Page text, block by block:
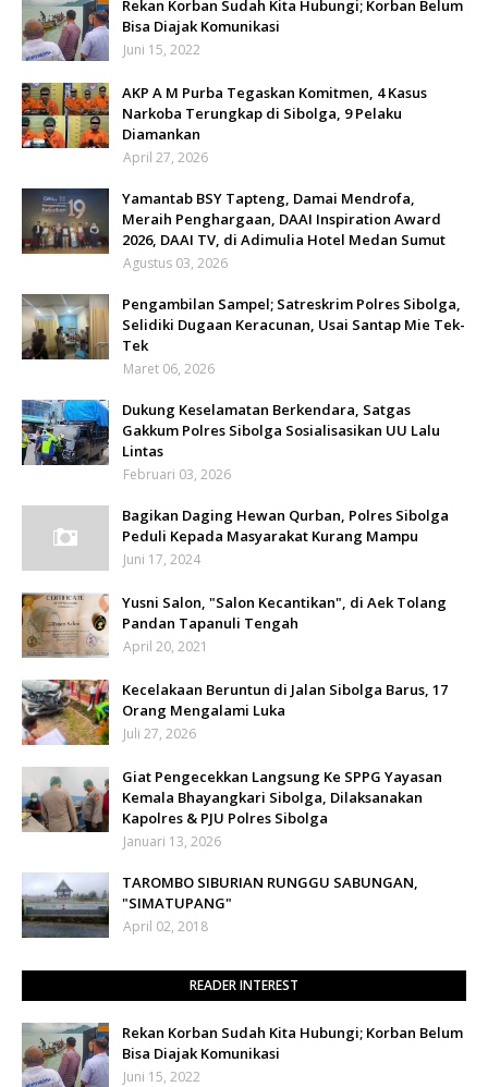
Rekan Korban Sudah Kita Hubungi; Korban Belum
Bisa Diajak Komunikasi
Juni 15, 2022
AKP A M Purba Tegaskan Komitmen, 4 Kasus
Narkoba Terungkap di Sibolga, 9 Pelaku
Diamankan
April 27, 2026
Yamantab BSY Tapteng, Damai Mendrofa,
Meraih Penghargaan, DAAI Inspiration Award
2026, DAAI TV, di Adimulia Hotel Medan Sumut
Agustus 03, 2026
Pengambilan Sampel; Satreskrim Polres Sibolga,
Selidiki Dugaan Keracunan, Usai Santap Mie Tek-
Tek
Maret 06, 2026
Dukung Keselamatan Berkendara, Satgas
Gakkum Polres Sibolga Sosialisasikan UU Lalu
Lintas
Februari 03, 2026
Bagikan Daging Hewan Qurban, Polres Sibolga
Peduli Kepada Masyarakat Kurang Mampu
Juni 17, 2024
Yusni Salon, "Salon Kecantikan", di Aek Tolang
Pandan Tapanuli Tengah
April 20, 2021
Kecelakaan Beruntun di Jalan Sibolga Barus, 17
Orang Mengalami Luka
Juli 27, 2026
Giat Pengecekkan Langsung Ke SPPG Yayasan
Kemala Bhayangkari Sibolga, Dilaksanakan
Kapolres & PJU Polres Sibolga
Januari 13, 2026
TAROMBO SIBURIAN RUNGGU SABUNGAN,
"SIMATUPANG"
April 02, 2018
READER INTEREST
Rekan Korban Sudah Kita Hubungi; Korban Belum
Bisa Diajak Komunikasi
Juni 15, 2022